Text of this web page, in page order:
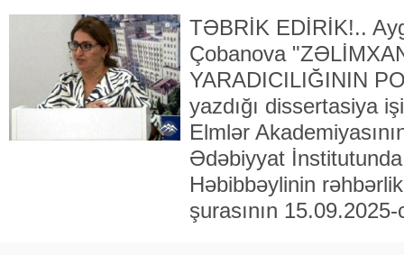
TƏBRİK EDİRİK!..
Çobanova
YARADICILIĞININ
yazdığı dissertasiya
Elmlər
Ədəbiyyat
Həbibbəylinin
şurasının